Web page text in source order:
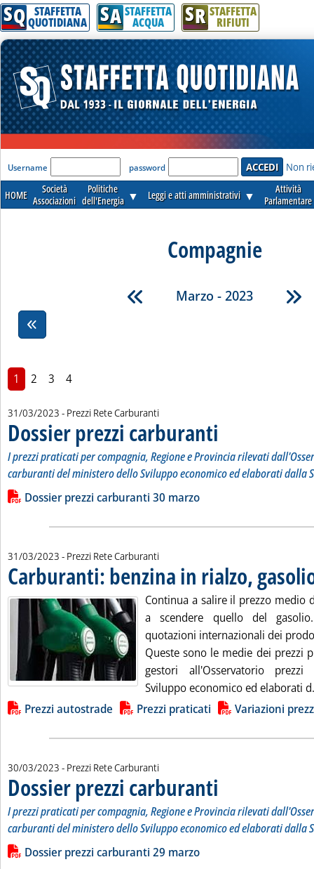
SQ STAFFETTA
QUOTIDIANA SA STAFFETTA
ACQUA SR STAFFETTA
RIFIUTI
'Modulo Login per accedere'
Username password Non
HOME
Società
Associazioni
Politiche
dell'Energia ▼ Leggi e atti amministrativi ▼
Attività
Parlamentare
Compagnie
Marzo - 2023
1 2 3 4
31/03/2023 - Prezzi Rete Carburanti
Dossier prezzi carburanti
I prezzi praticati per compagnia, Regione e Provincia rilevati
carburanti del ministero dello Sviluppo economico ed elaborati dalla
Leggi tutta la notizia: 'Dossier prezzi carburanti'
Lista allegati PDF alla notizia
Dossier prezzi carburanti 30 marzo
31/03/2023 - Prezzi Rete Carburanti
Carburanti: benzina in rialzo,
Continua a salire il prezzo medio
a scendere quello del
quotazioni internazionali dei
Queste sono le medie dei prezzi
gestori all'Osservatorio
Sviluppo economico ed elaborati
Lista allegati PDF alla notizia
Prezzi autostrade Prezzi praticati Variazioni
30/03/2023 - Prezzi Rete Carburanti
Dossier prezzi carburanti
I prezzi praticati per compagnia, Regione e Provincia rilevati
carburanti del ministero dello Sviluppo economico ed elaborati dalla
Leggi tutta la notizia: 'Dossier prezzi carburanti'
Lista allegati PDF alla notizia
Dossier prezzi carburanti 29 marzo